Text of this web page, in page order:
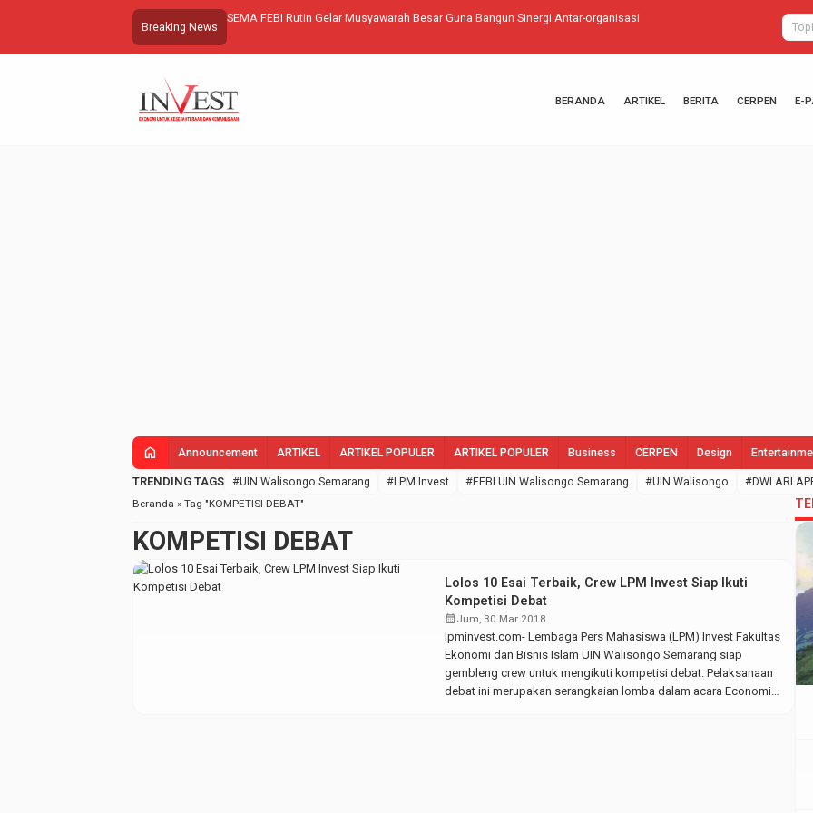
Breaking News
SEMA FEBI Rutin Gelar Musyawarah Besar Guna Bangun Sinergi Antar-organisasi Webinar
BERANDA ARTIKEL BERITA CERPEN E-
home Announcement ARTIKEL ARTIKEL POPULER ARTIKEL POPULER Business CERPEN Design
TRENDING TAGS #UIN Walisongo Semarang #LPM Invest #FEBI UIN Walisongo Semarang #UIN Walisongo #DWI ARI
Beranda » Tag "KOMPETISI DEBAT"
KOMPETISI DEBAT
Lolos 10 Esai Terbaik, Crew LPM Invest Siap Ikuti
Kompetisi Debat
calendar_monthJum, 30 Mar 2018
lpminvest.com- Lembaga Pers Mahasiswa (LPM) Invest Fakultas
Ekonomi dan Bisnis Islam UIN Walisongo Semarang siap
gembleng crew untuk mengikuti kompetisi debat. Pelaksanaan
debat ini merupakan serangkaian lomba dalam acara Economic